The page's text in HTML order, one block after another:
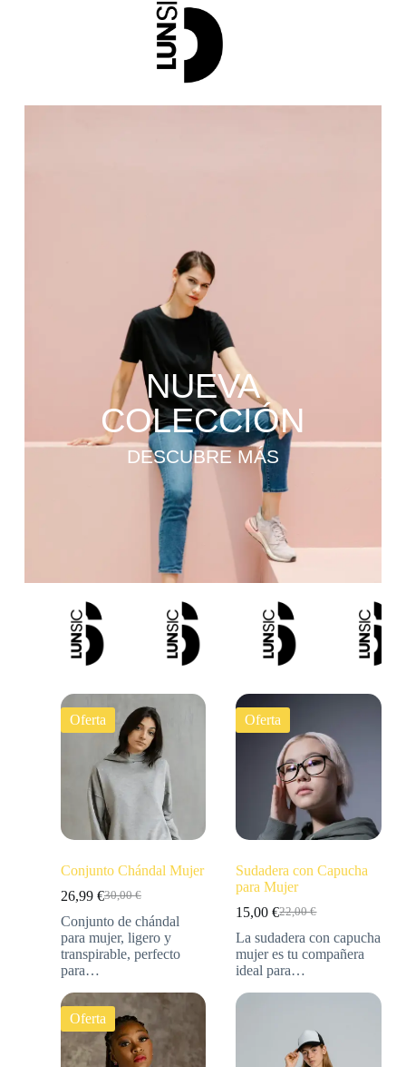
NUEVA
COLECCIÓN
DESCUBRE MÁS
Oferta
Conjunto Chándal Mujer
30,00€
26,99 €
Conjunto de chándal
para mujer, ligero y
transpirable, perfecto
para…
Oferta
Sudadera con Capucha
para Mujer
22,00€
15,00€
La sudadera con capucha
mujer es tu compañera
ideal para…
Oferta